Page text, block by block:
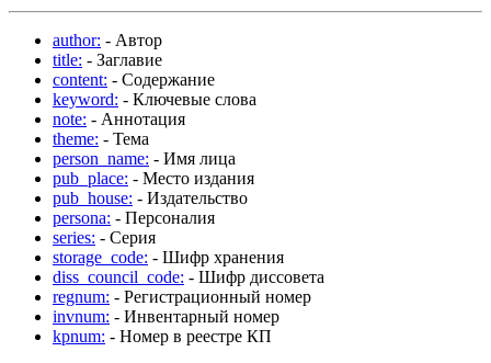
author: - Автор
title: - Заглавие
content: - Содержание
keyword: - Ключевые слова
note: - Аннотация
theme: - Тема
person_name: - Имя лица
pub_place: - Место издания
pub_house: - Издательство
persona: - Персоналия
series: - Серия
storage_code: - Шифр хранения
diss_council_code: - Шифр диссовета
regnum: - Регистрационный номер
invnum: - Инвентарный номер
kpnum: - Номер в реестре КП